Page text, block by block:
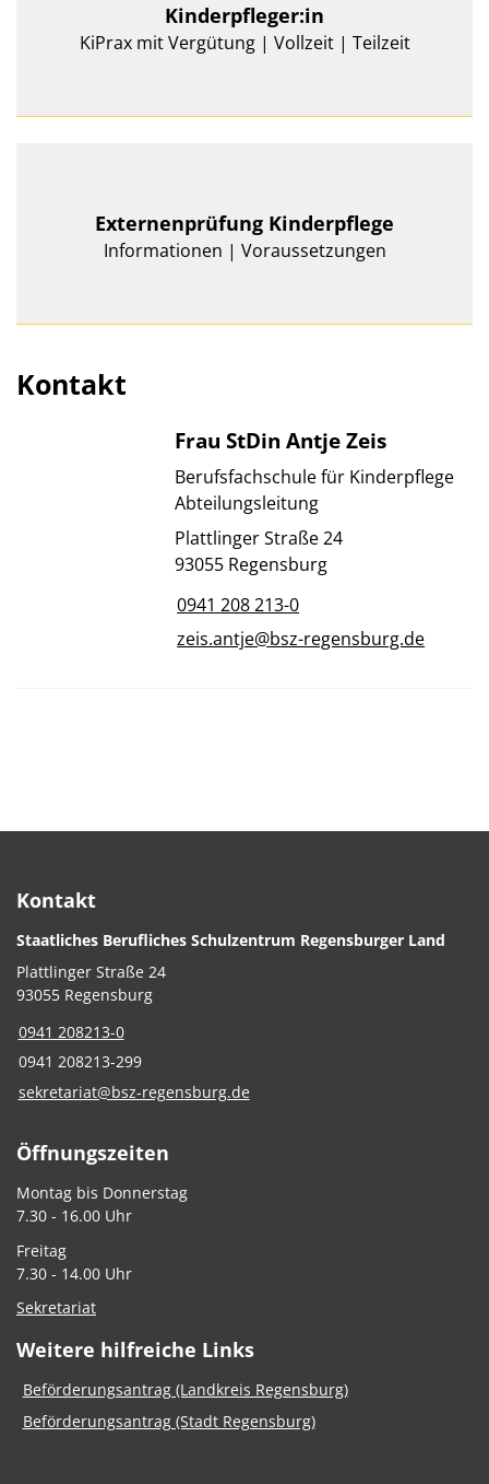
Kinderpfleger:in
KiPrax mit Vergütung | Vollzeit | Teilzeit
Externenprüfung Kinderpflege
Informationen | Voraussetzungen
Kontakt
Frau StDin Antje Zeis
Berufsfachschule für Kinderpflege
Abteilungsleitung
Plattlinger Straße 24
93055 Regensburg
0941 208 213-0
zeis.antje@bsz-regensburg.de
Kontakt
Staatliches Berufliches Schulzentrum Regensburger Land
Plattlinger Straße 24
93055 Regensburg
0941 208213-0
0941 208213-299
sekretariat@bsz-regensburg.de
Öffnungszeiten
Montag bis Donnerstag
7.30 - 16.00 Uhr
Freitag
7.30 - 14.00 Uhr
Sekretariat
Weitere hilfreiche Links
Beförderungsantrag (Landkreis Regensburg)
Beförderungsantrag (Stadt Regensburg)